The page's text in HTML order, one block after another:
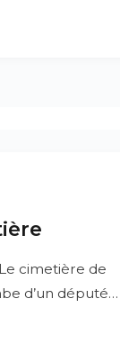
cimetière de
d’un député…